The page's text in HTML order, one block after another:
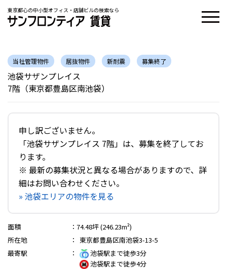
東京都心の中小型オフィス・店舗ビルの検索なら
当社管理物件 居抜物件 新耐震 募集終了
池袋サザンプレイス
7階（東京都豊島区南池袋）
申し訳ございません。
「池袋サザンプレイス 7階」は、募集を終了してお
ります。
※ 最新の募集状況と異なる場合がありますので、詳
細はお問い合わせください。
» 池袋エリアの物件を見る
面積 ： 74.48坪 (246.23m²)
所在地
：
東京都豊島区南池袋3-13-5
最寄駅
：
池袋駅まで徒歩3分
池袋駅まで徒歩4分